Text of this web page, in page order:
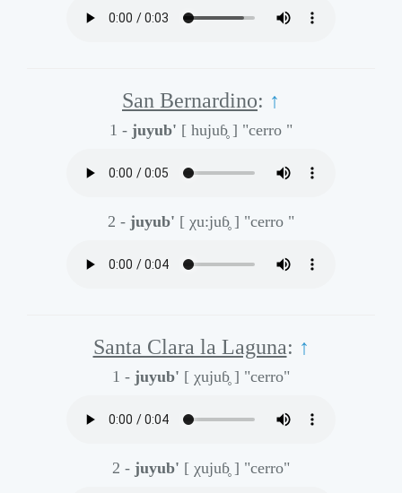
San Bernardino: ↑
1 - juyub' [ hujuɓ̥ ] "cerro "
2 - juyub' [ χu:juɓ̥ ] "cerro "
Santa Clara la Laguna: ↑
1 - juyub' [ χujuɓ̥ ] "cerro"
2 - juyub' [ χujuɓ̥ ] "cerro"